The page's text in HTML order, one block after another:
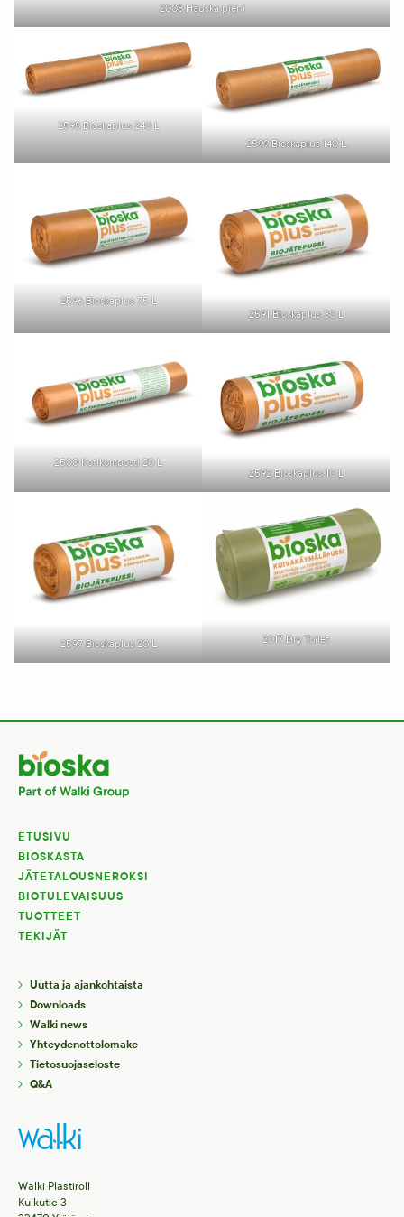
2008 Hauska pieni
2598 Bioskaplus 240 L
2599 Bioskaplus 140 L
2596 Bioskaplus 75 L
2591 Bioskaplus 30 L
2500 Kotikomposti 20 L
2592 Bioskaplus 10 L
2597 Bioskaplus 20 L 2017 Dry Toilet
ETUSIVU
BIOSKASTA
JÄTETALOUSNEROKSI
BIOTULEVAISUUS
TUOTTEET
TEKIJÄT
Uutta ja ajankohtaista
Downloads
Walki news
Yhteydenottolomake
Tietosuojaseloste
Q&A
Walki Plastiroll
Kulkutie 3